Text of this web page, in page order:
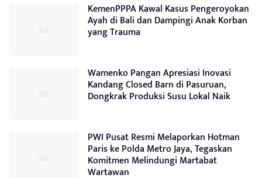
KemenPPPA Kawal Kasus Pengeroyokan
Ayah di Bali dan Dampingi Anak Korban
yang Trauma
Wamenko Pangan Apresiasi Inovasi
Kandang Closed Barn di Pasuruan,
Dongkrak Produksi Susu Lokal Naik
PWI Pusat Resmi Melaporkan Hotman
Paris ke Polda Metro Jaya, Tegaskan
Komitmen Melindungi Martabat
Wartawan